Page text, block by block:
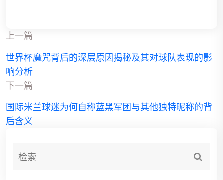
上一篇
世界杯魔咒背后的深层原因揭秘及其对球队表现的影
响分析
下一篇
国际米兰球迷为何自称蓝黑军团与其他独特昵称的背
后含义